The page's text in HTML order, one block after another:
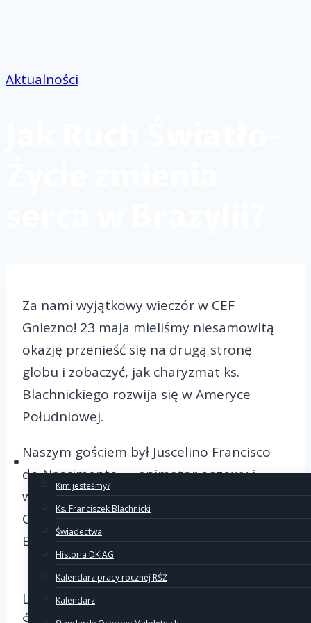
O Ruchu
Kim jesteśmy?
Ks. Franciszek Blachnicki
Świadectwa
Historia DK AG
Kalendarz pracy rocznej RŚŻ
Kalendarz
Aktualności
Za nami wyjątkowy wieczór w CEF
Gniezno! 23 maja mieliśmy niesamowitą
okazję przenieść się na drugą stronę
globu i zobaczyć, jak charyzmat ks.
Blachnickiego rozwija się w Ameryce
Południowej.
Naszym gościem był Juscelino Francisco
do Nascimento — animator oazowy i
wykładowca uniwersytecki z diecezji
Campo Maior w północno-wschodniej
Brazylii.
Spotkanie rozpoczęło się od wspólnej
Liturgii Słowa z Wigilii Zesłania Ducha